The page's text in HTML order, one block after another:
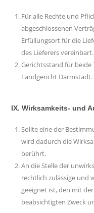
Für alle Rechte und
abgeschlossenen
Erfüllungsort für die
des Lieferers vereinbart.
Gerichtsstand für beide
Landgericht Darmstadt.
IX. Wirksamkeits- und
Sollte eine der
wird dadurch die
berührt.
An die Stelle der
rechtlich zulässige und
geeignet ist, den mit
beabsichtigten Zweck